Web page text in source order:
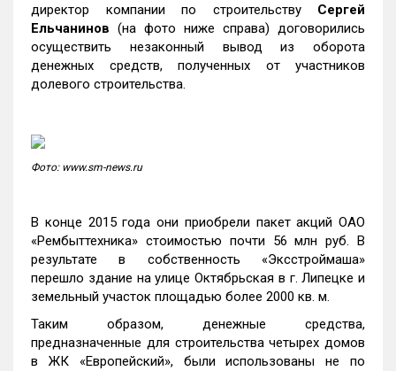
директор компании по строительству Сергей
Ельчанинов (на фото ниже справа) договорились
осуществить незаконный вывод из оборота
денежных средств, полученных от участников
долевого строительства.
Фото: www.sm-news.ru
В конце 2015 года они приобрели пакет акций ОАО
«Рембыттехника» стоимостью почти 56 млн руб. В
результате в собственность «Эксстроймаша»
перешло здание на улице Октябрьская в г. Липецке и
земельный участок площадью более 2000 кв. м.
Таким образом, денежные средства,
предназначенные для строительства четырех домов
в ЖК «Европейский», были использованы не по